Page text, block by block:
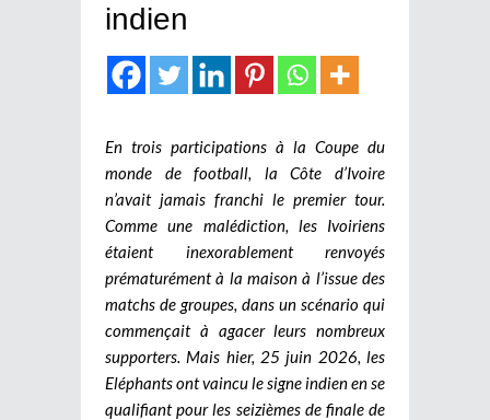
indien
En trois participations à la Coupe du
monde de football, la Côte d’Ivoire
n’avait jamais franchi le premier tour.
Comme une malédiction, les Ivoiriens
étaient inexorablement renvoyés
prématurément à la maison à l’issue des
matchs de groupes, dans un scénario qui
commençait à agacer leurs nombreux
supporters. Mais hier, 25 juin 2026, les
Eléphants ont vaincu le signe indien en se
qualifiant pour les seizièmes de finale de